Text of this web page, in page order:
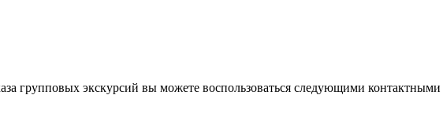
групповых экскурсий вы можете воспользоваться следующими